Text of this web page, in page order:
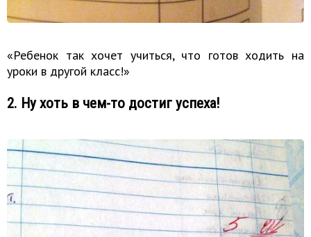
«Ребенок так хочет учиться, что готов ходить на
уроки в другой класс!»
2. Ну хоть в чем-то достиг успеха!